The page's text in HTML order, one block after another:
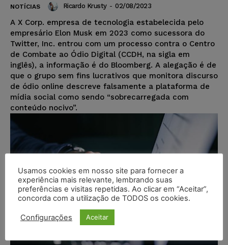
NOTÍCIAS Ricardo Krusty - 02/08/2023
A X Corp. empresa de tecnologia estabelecida pelo
empresário Elon Musk em 2023 como sucessora do
Twitter, Inc. entrou com um processo contra o Centro
de Combate ao Ódio Digital (CCDH, na sigla em
inglês), a informação é do Bloomberg. A alegação é de
que o grupo sem fins lucrativos que monitora discurso
de ódio online descreve falsamente a plataforma de
mídia social como sendo “sobrecarregada com
conteúdo nocivo”.
Usamos cookies em nosso site para fornecer a
experiência mais relevante, lembrando suas
preferências e visitas repetidas. Ao clicar em “Aceitar”,
concorda com a utilização de TODOS os cookies.
Configurações Aceitar